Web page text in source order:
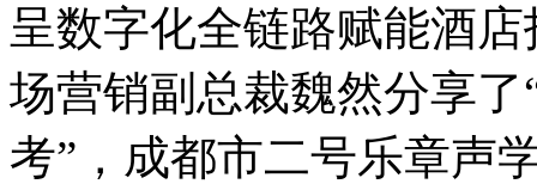
呈数字化全链路赋能酒
场营销副总裁魏然分享
考”，成都市二号乐章声